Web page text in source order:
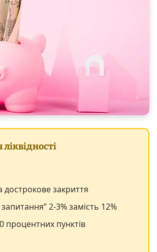
закриття
2-3% замість 12%
процентних пунктів